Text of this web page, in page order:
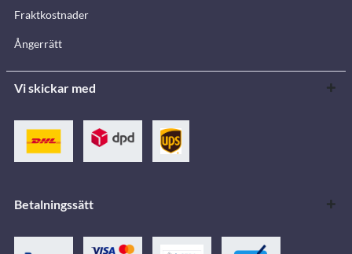
Fraktkostnader
Ångerrätt
Vi skickar med
Betalningssätt